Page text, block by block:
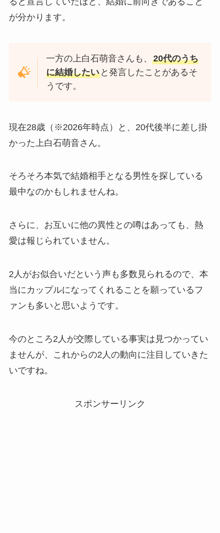
が分かります。
一方の上白石萌音さんも、20代のうち
に結婚したい と発言したことがあるそ
うです。
現在28歳（※2026年時点）と、20代後半に差し掛
かった上白石萌音さん。
そろそろ本気で結婚相手となる男性を探している
最中なのかもしれませんね。
さらに、お互いに他の異性との噂はあっても、熱
愛は報じられていません。
2人がお似合いだという声も多数見られるので、本
当にカップルになってくれることを願っているフ
ァンも多いと思いようです。
今のところ2人が交際している事実は見つかってい
ませんが、これからの2人の動向に注目していきた
いですね。
スポンサーリンク